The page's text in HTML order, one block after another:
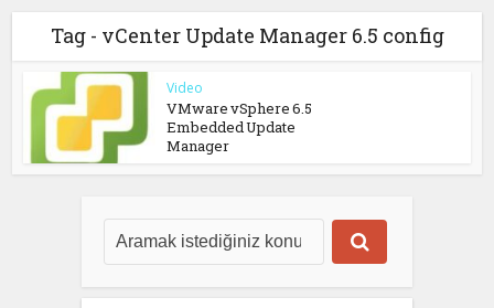
Tag - vCenter Update Manager 6.5 config
Video
VMware vSphere 6.5
Embedded Update
Manager